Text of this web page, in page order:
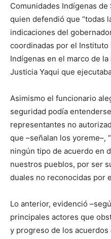
Comunidades Indígenas de
quien defendió que “todas
indicaciones del
coordinadas por el Instituto
Indígenas en el marco de
Justicia Yaqui que
Asimismo el funcionario
seguridad podía
representantes no
que –señalan los yoreme–,
ningún tipo de acuerdo en
nuestros pueblos, por ser
duales no reconocidas por
Lo anterior, evidenció
principales actores que
y progreso de los